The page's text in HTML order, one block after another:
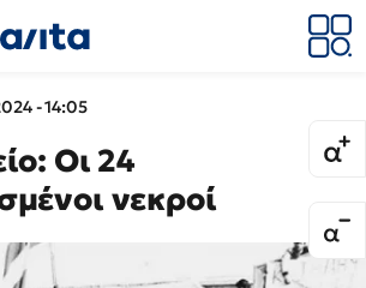
- 14:05
Οι 24
νεκροί